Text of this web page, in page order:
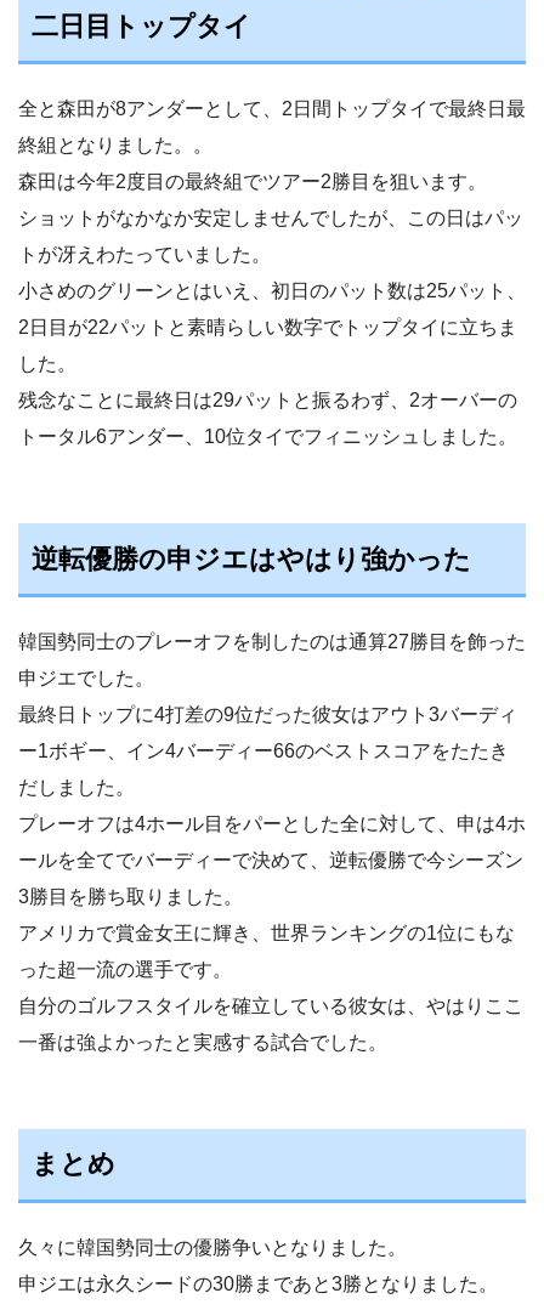
二日目トップタイ
全と森田が8アンダーとして、2日間トップタイで最終日最
終組となりました。。
森田は今年2度目の最終組でツアー2勝目を狙います。
ショットがなかなか安定しませんでしたが、この日はパッ
トが冴えわたっていました。
小さめのグリーンとはいえ、初日のパット数は25パット、
2日目が22パットと素晴らしい数字でトップタイに立ちま
した。
残念なことに最終日は29パットと振るわず、2オーバーの
トータル6アンダー、10位タイでフィニッシュしました。
逆転優勝の申ジエはやはり強かった
韓国勢同士のプレーオフを制したのは通算27勝目を飾った
申ジエでした。
最終日トップに4打差の9位だった彼女はアウト3バーディ
ー1ボギー、イン4バーディー66のベストスコアをたたき
だしました。
プレーオフは4ホール目をパーとした全に対して、申は4ホ
ールを全てでバーディーで決めて、逆転優勝で今シーズン
3勝目を勝ち取りました。
アメリカで賞金女王に輝き、世界ランキングの1位にもな
った超一流の選手です。
自分のゴルフスタイルを確立している彼女は、やはりここ
一番は強よかったと実感する試合でした。
まとめ
久々に韓国勢同士の優勝争いとなりました。
申ジエは永久シードの30勝まであと3勝となりました。